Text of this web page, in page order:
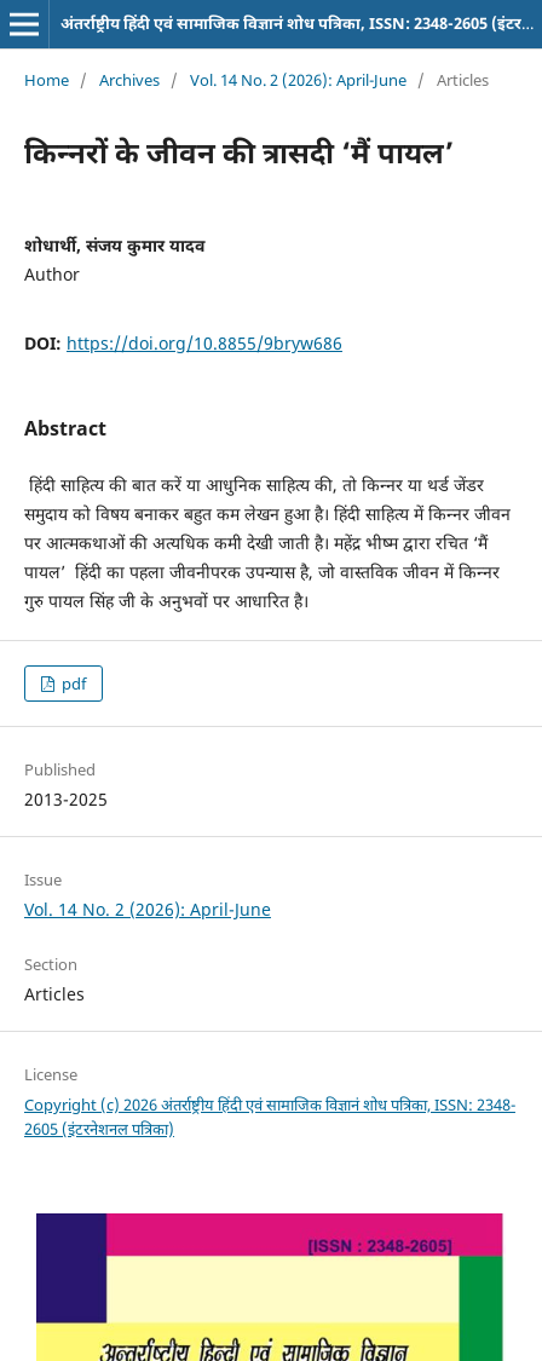
अंतर्राष्ट्रीय हिंदी एवं सामाजिक विज्ञानं शोध पत्रिका, ISSN: 2348-2605 (इंटरनेशनल पत्रिका)
Home / Archives / Vol. 14 No. 2 (2026): April-June / Articles
किन्नरों के जीवन की त्रासदी ‘मैं पायल’
शोधार्थी, संजय कुमार यादव
Author
DOI: https://doi.org/10.8855/9bryw686
Abstract
हिंदी साहित्य की बात करें या आधुनिक साहित्य की, तो किन्नर या थर्ड जेंडर
समुदाय को विषय बनाकर बहुत कम लेखन हुआ है। हिंदी साहित्य में किन्नर जीवन
पर आत्मकथाओं की अत्यधिक कमी देखी जाती है। महेंद्र भीष्म द्वारा रचित ‘मैं
पायल’ हिंदी का पहला जीवनीपरक उपन्यास है, जो वास्तविक जीवन में किन्नर
गुरु पायल सिंह जी के अनुभवों पर आधारित है।
pdf
Published
2013-2025
Issue
Vol. 14 No. 2 (2026): April-June
Section
Articles
License
Copyright (c) 2026 अंतर्राष्ट्रीय हिंदी एवं सामाजिक विज्ञानं शोध पत्रिका, ISSN: 2348-
2605 (इंटरनेशनल पत्रिका)